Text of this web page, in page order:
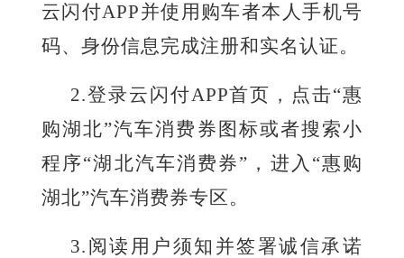
云闪付APP并使用购车者本人手机号
码、身份信息完成注册和实名认证。
2.登录云闪付APP首页，点击“惠
购湖北”汽车消费券图标或者搜索小
程序“湖北汽车消费券”，进入“惠购
湖北”汽车消费券专区。
3. 阅读用户须知并签署诚信承诺